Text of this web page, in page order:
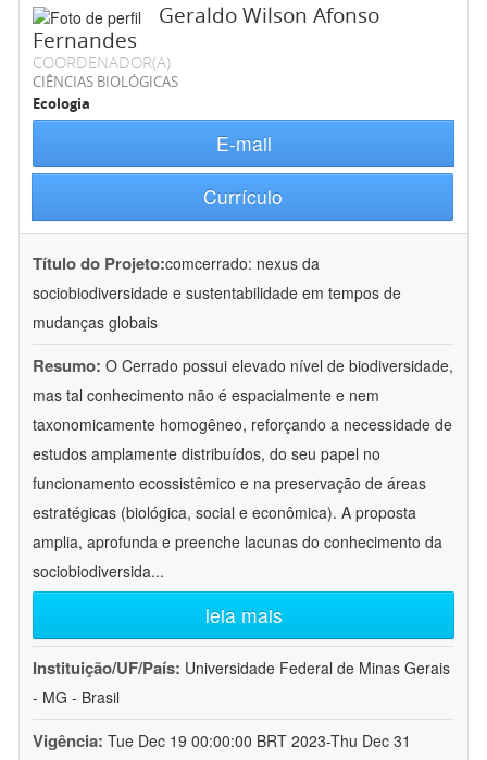
Geraldo Wilson Afonso
Fernandes
COORDENADOR(A)
CIÊNCIAS BIOLÓGICAS
Ecologia
E-mail
Currículo
Título do Projeto:comcerrado: nexus da
sociobiodiversidade e sustentabilidade em tempos de
mudanças globais
Resumo: O Cerrado possui elevado nível de biodiversidade,
mas tal conhecimento não é espacialmente e nem
taxonomicamente homogêneo, reforçando a necessidade de
estudos amplamente distribuídos, do seu papel no
funcionamento ecossistêmico e na preservação de áreas
estratégicas (biológica, social e econômica). A proposta
amplia, aprofunda e preenche lacunas do conhecimento da
sociobiodiversida...
leia mais
Instituição/UF/País: Universidade Federal de Minas Gerais
- MG - Brasil
Vigência: Tue Dec 19 00:00:00 BRT 2023-Thu Dec 31